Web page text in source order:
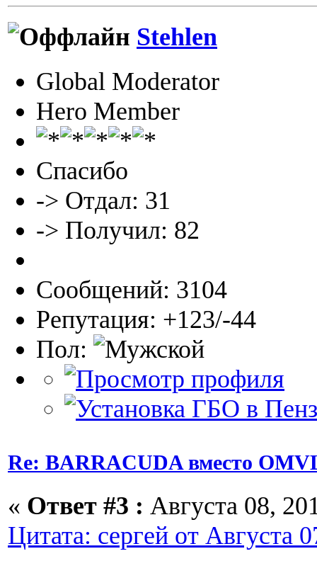
Stehlen
Global Moderator
Hero Member
Спасибо
-> Отдал: 31
-> Получил: 82
Сообщений: 3104
Репутация: +123/-44
Пол:
Re: BARRACUDA вместо
« Ответ #3 : Августа 08,
Цитата: сергей от Августа